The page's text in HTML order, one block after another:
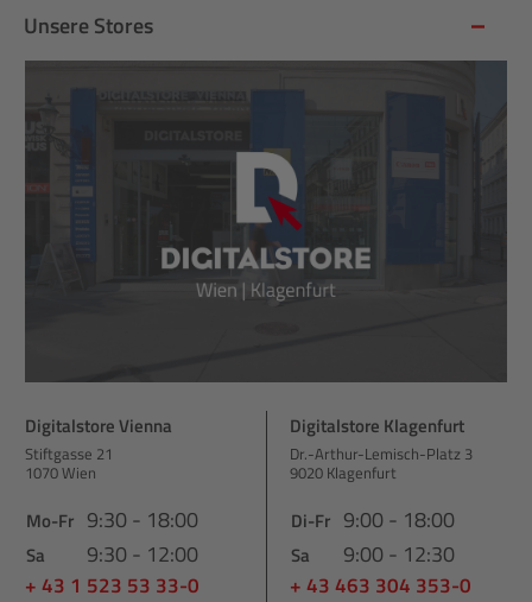
Unsere Stores
Digitalstore Vienna
Stiftgasse 21
1070 Wien
Mo-Fr 9:30 - 18:00
Sa 9:30 - 12:00
+ 43 1 523 53 33-0
Digitalstore Klagenfurt
Dr.-Arthur-Lemisch-Platz 3
9020 Klagenfurt
Di-Fr 9:00 - 18:00
Sa 9:00 - 12:30
+ 43 463 304 353-0